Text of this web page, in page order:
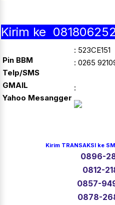
Kirim ke
Pin BBM
Telp/SMS
GMAIL
Yahoo Mesangger
: 523CE151
: 0265
:
Kirim TRANSAKSI ke
0896-
0812-
0857-
0878-